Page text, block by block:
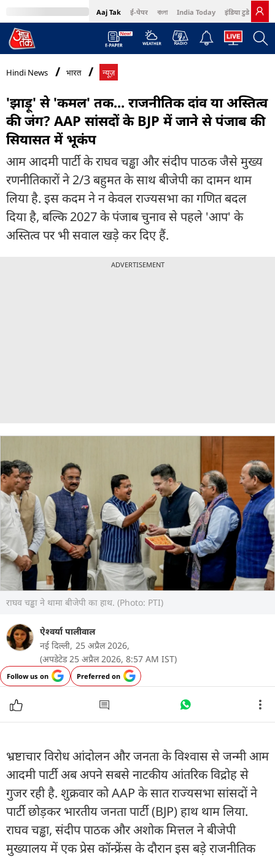
Aaj Tak ई-पेपर বাংলা India Today इंडिया टुडे हिंदी
MumbaiTak Cosmopolitan Harper's Bazaar Northeast
Hindi News भारत न्यूज़
'झाड़ू' से 'कमल' तक... राजनीतिक दांव या अस्तित्व
की जंग? AAP सांसदों के BJP में जाने से पंजाब की
सियासत में भूकंप
आम आदमी पार्टी के राघव चड्ढा और संदीप पाठक जैसे मुख्य
रणनीतिकारों ने 2/3 बहुमत के साथ बीजेपी का दामन थाम
लिया है. इस कदम ने न केवल राज्यसभा का गणित बदल
दिया है, बल्कि 2027 के पंजाब चुनाव से पहले 'आप' के
अस्तित्व पर भी सवाल खड़े कर दिए हैं.
ADVERTISEMENT
राघव चड्ढा ने थामा बीजेपी का हाथ. (Photo: PTI)
ऐश्वर्या पालीवाल
नई दिल्ली, 25 अप्रैल 2026,
(अपडेटेड 25 अप्रैल 2026, 8:57 AM IST)
Follow us on Preferred on
भ्रष्टाचार विरोध आंदोलन और जनता के विश्वास से जन्मी आम
आदमी पार्टी अब अपने सबसे नाटकीय आंतरिक विद्रोह से
गुजर रही है. शुक्रवार को AAP के सात राज्यसभा सांसदों ने
पार्टी छोड़कर भारतीय जनता पार्टी (BJP) हाथ थाम लिया.
राघव चड्ढा, संदीप पाठक और अशोक मित्तल ने बीजेपी
मुख्यालय में एक प्रेस कॉन्फ्रेंस के दौरान इस बड़े राजनीतिक